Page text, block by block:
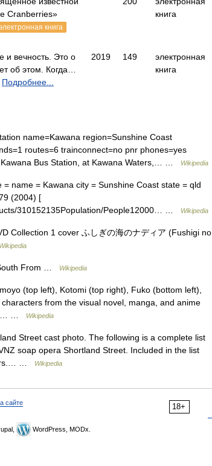
Cranberries»
книга
книга
и вечность. Это о
об этом. Когда…
Подробнее...
2019 149
электронная
книга
name=Kawana region=Sunshine Coast
routes=6 trainconnect=no pnr phones=yes
Bus Station, at Kawana Waters,… …
Wikipedia
name = Kawana city = Sunshine Coast state = qld
(2004) [
310152135Population/People12000… …
Wikipedia
Collection 1 cover ふしぎの海のナディア (Fushigi no
Wikipedia
From … Wikipedia
(top left), Kotomi (top right), Fuko (bottom left),
from the visual novel, manga, and anime
…
Wikipedia
Street cast photo. The following is a complete list
soap opera Shortland Street. Included in the list
…
Wikipedia
18+
сайте
WordPress, MODx.